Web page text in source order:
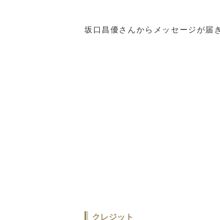
坂口昌優さんからメッセージが届
クレジット